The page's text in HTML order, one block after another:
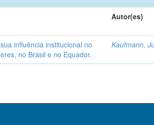
Autor(es)
influência institucional no
no Brasil e no Equador.
Kaufmann,